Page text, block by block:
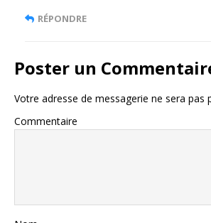
RÉPONDRE
Poster un
Votre adresse de messagerie ne sera pas
Commentaire